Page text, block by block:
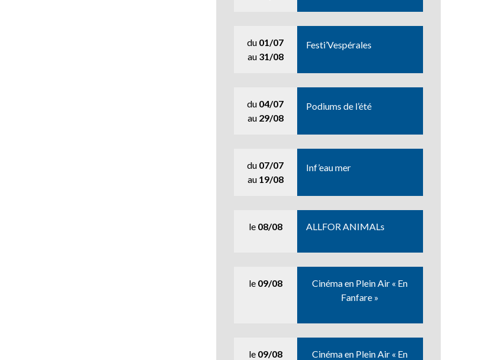
du 01/07
au 31/08
Festi’Vespérales
du 04/07
au 29/08
Podiums de l’été
du 07/07
au 19/08
Inf’eau mer
le 08/08 ALLFOR ANIMALs
le 09/08
Cinéma en Plein Air « En
Fanfare »
le 09/08 Cinéma en Plein Air « En